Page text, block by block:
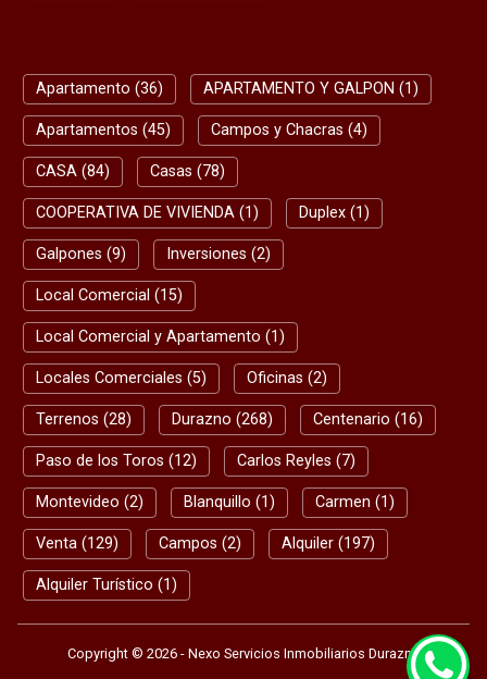
Apartamento (36) APARTAMENTO Y GALPON (1)
Apartamentos (45) Campos y Chacras (4)
CASA (84) Casas (78)
COOPERATIVA DE VIVIENDA (1) Duplex (1)
Galpones (9) Inversiones (2)
Local Comercial (15)
Local Comercial y Apartamento (1)
Locales Comerciales (5) Oficinas (2)
Terrenos (28) Durazno (268) Centenario (16)
Paso de los Toros (12) Carlos Reyles (7)
Montevideo (2) Blanquillo (1) Carmen (1)
Venta (129) Campos (2) Alquiler (197)
Alquiler Turístico (1)
Copyright © 2026 - Nexo Servicios Inmobiliarios Durazno